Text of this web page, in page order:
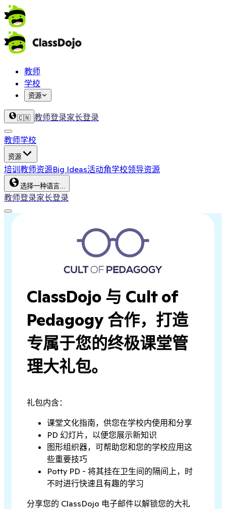
教师
学校
资源
🇨🇳 教师登录家长登录
教师学校
资源
培训 教师资源Big Ideas活动角学校领导资源
选择一种语言...
教师登录家长登录
ClassDojo 与 Cult of
Pedagogy 合作，打造
专属于您的终极课堂管
理大礼包。
礼包内含：
课堂文化指南，供您在学校内使用和分享
PD 幻灯片，以便您展示新知识
图形组织器，可帮助您和您的学校应用这
些重要技巧
Potty PD - 将其挂在卫生间的隔间上，时
不时进行快速且有趣的学习
分享您的 ClassDojo 电子邮件以解锁您的大礼